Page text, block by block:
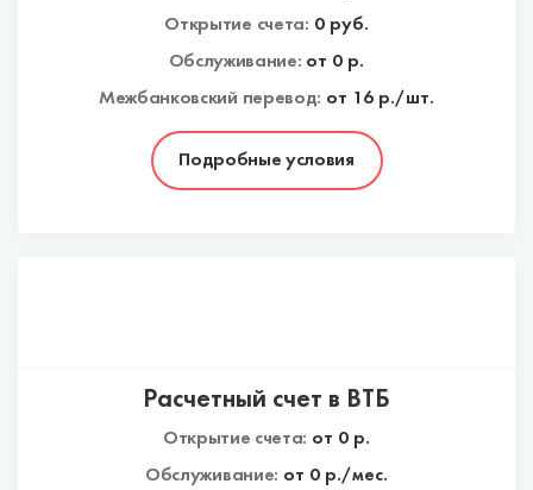
Подробные условия
Открытие счета: 0руб.
Обслуживание: от 0 р.
Межбанковский перевод: от 16 р./шт.
Расчетный счет в ВТБ
Открытие счета: от 0 р.
Обслуживание: от 0р./мес.